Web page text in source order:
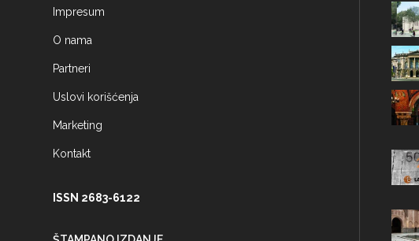
Impresum
O nama
Partneri
Uslovi korišćenja
Marketing
Kontakt
ISSN 2683-6122